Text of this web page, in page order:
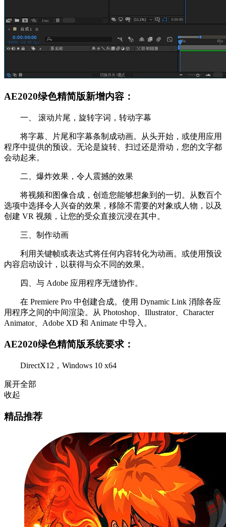
AE2020绿色精简版新增内容：
一、 滚动片尾，旋转字词，转动字幕
将字幕、片尾和字幕条制成动画。从头开始，或使用应用
程序中提供的预设。无论是旋转、扫过还是滑动，您的文字都
会动起来。
二、爆炸效果，令人震撼的效果
将视频和图像合成，创造您能够想象到的一切。从数百个
选项中选择令人兴奋的效果，移除不需要的对象或人物，以及
创建 VR 视频，让您的受众直接沉浸在其中。
三、制作动画
利用关键帧或表达式将任何内容转化为动画。或使用预设
内容启动设计，以获得与众不同的效果。
四、与 Adobe 应用程序无缝协作。
在 Premiere Pro 中创建合成。使用 Dynamic Link 消除各应
用程序之间的中间渲染。从 Photoshop、Illustrator、Character
Animator、Adobe XD 和 Animate 中导入。
AE2020绿色精简版系统要求：
DirectX12，Windows 10 x64
展开全部
收起
精品推荐